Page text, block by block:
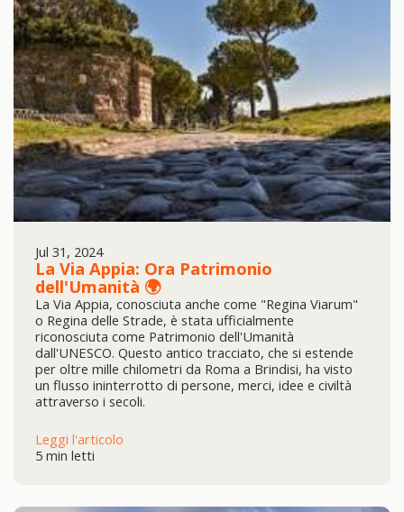
Jul 31, 2024
La Via Appia: Ora Patrimonio
dell'Umanità 🌍
La Via Appia, conosciuta anche come "Regina Viarum"
o Regina delle Strade, è stata ufficialmente
riconosciuta come Patrimonio dell'Umanità
dall'UNESCO. Questo antico tracciato, che si estende
per oltre mille chilometri da Roma a Brindisi, ha visto
un flusso ininterrotto di persone, merci, idee e civiltà
attraverso i secoli.
Leggi l'articolo
5 min letti